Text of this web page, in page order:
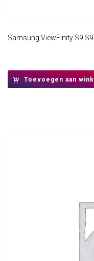
Toevoegen aan